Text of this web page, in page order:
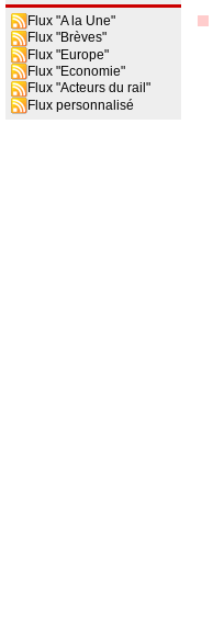
Flux "A la Une"
Flux "Brèves"
Flux "Europe"
Flux "Economie"
Flux "Acteurs du rail"
Flux personnalisé